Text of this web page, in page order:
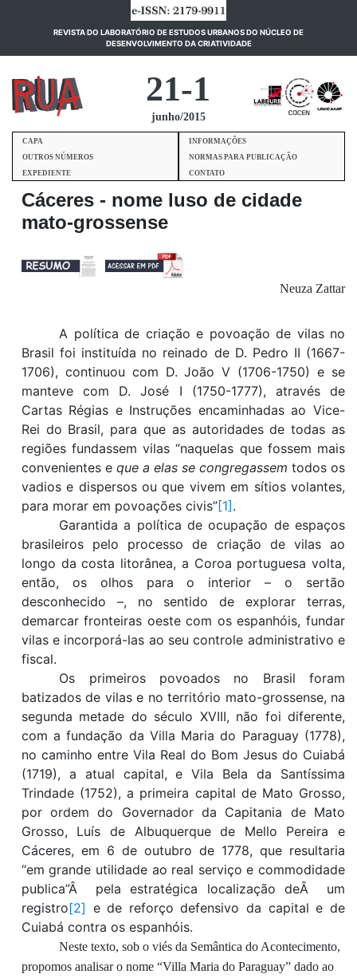
REVISTA DO LABORATÓRIO DE ESTUDOS URBANOS DO NÚCLEO DE
DESENVOLVIMENTO DA CRIATIVIDADE(current)
21-1
junho/2015
CAPA
INFORMAÇÕES
OUTROS NÚMEROS
NORMAS PARA PUBLICAÇÃO
EXPEDIENTE
CONTATO
Cáceres - nome luso de cidade
mato-grossense
Neuza Zattar
A política de criação e povoação de vilas no
Brasil foi instituída no reinado de D. Pedro II (1667-
1706), continuou com D. João V (1706-1750) e se
manteve
com D. José I (1750-1777), através de
Cartas Régias e Instruções encaminhadas ao Vice-
Rei do Brasil, para que as autoridades de todas as
regiões fundassem vilas “naquelas que fossem mais
convenientes e que a elas se congregassem todos os
vadios e dispersos ou que vivem em sítios volantes,
para morar em povoações civis”[1].
Garantida a política de ocupação de espaços
brasileiros pelo processo de criação de vilas ao
longo da costa litorânea, a Coroa portuguesa volta,
então, os olhos para o interior – o sertão
desconhecido –, no sentido de explorar terras,
demarcar fronteiras oeste com os espanhóis, fundar
vilas e incorporá-las ao seu controle administrativo e
fiscal.
Os
primeiros povoadosno Brasil foram
batizados de vilas e no território mato-grossense, na
segunda metade do século XVIII, não foi diferente,
com a fundação da Villa Maria do Paraguay(1778),
no caminho entre Vila Real do Bom Jesus do Cuiabá
(1719), a atual capital,eVila Belada Santíssima
Trindade(1752), a primeira capital de Mato Grosso,
por ordem do Governador da Capitania de Mato
Grosso, Luís de Albuquerque de Mello Pereira e
Cáceres, em 6 de outubro de 1778, que resultaria
“em grande utilidade ao real serviço e commodidade
publica”Â pela estratégica localização deÂ um
registro[2] e de reforço defensivo da capital e de
Cuiabá contra os espanhóis.
Neste texto, sob o viés da Semântica do Acontecimento,
propomos analisar o nome “Villa Maria do Paraguay” dado ao